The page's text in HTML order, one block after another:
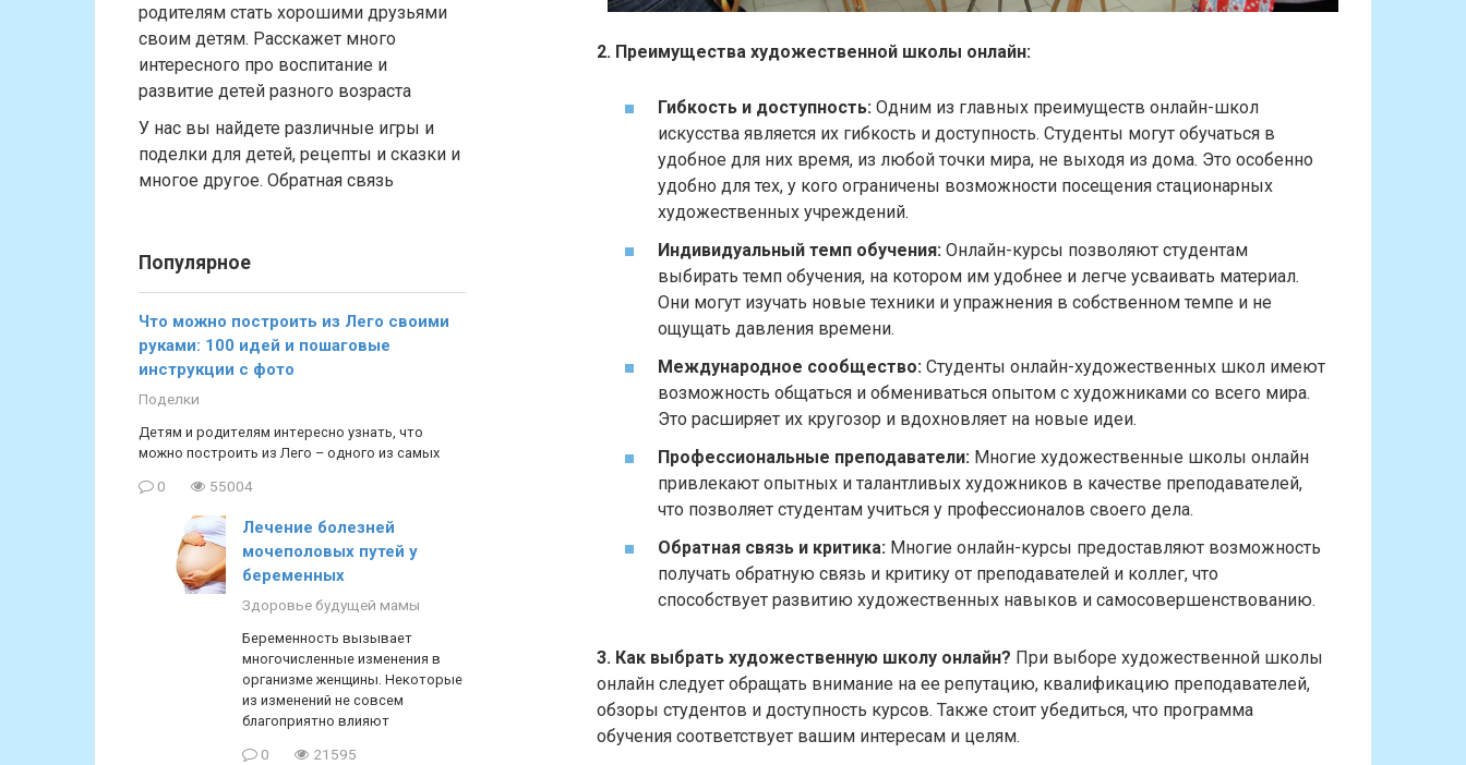
2. Преимущества художественной школы онлайн:
Гибкость и доступность: Одним из главных преимуществ онлайн-школ
искусства является их гибкость и доступность. Студенты могут обучаться в
удобное для них время, из любой точки мира, не выходя из дома. Это особенно
удобно для тех, у кого ограничены возможности посещения стационарных
художественных учреждений.
Индивидуальный темп обучения: Онлайн-курсы позволяют студентам
выбирать темп обучения, на котором им удобнее и легче усваивать материал.
Они могут изучать новые техники и упражнения в собственном темпе и не
ощущать давления времени.
Международное сообщество: Студенты онлайн-художественных школ имеют
возможность общаться и обмениваться опытом с художниками со всего мира.
Это расширяет их кругозор и вдохновляет на новые идеи.
Профессиональные преподаватели: Многие художественные школы онлайн
привлекают опытных и талантливых художников в качестве преподавателей,
что позволяет студентам учиться у профессионалов своего дела.
Обратная связь и критика: Многие онлайн-курсы предоставляют возможность
получать обратную связь и критику от преподавателей и коллег, что
способствует развитию художественных навыков и самосовершенствованию.
3. Как выбрать художественную школу онлайн? При выборе художественной школы
онлайн следует обращать внимание на ее репутацию, квалификацию преподавателей,
обзоры студентов и доступность курсов. Также стоит убедиться, что программа
обучения соответствует вашим интересам и целям.
родителям стать хорошими друзьями
своим детям. Расскажет много
интересного про воспитание и
развитие детей разного возраста
У нас вы найдете различные игры и
поделки для детей, рецепты и сказки и
многое другое. Обратная связь
Популярное
Что можно построить из Лего своими
руками: 100 идей и пошаговые
инструкции с фото
Поделки
Детям и родителям интересно узнать, что
можно построить из Лего – одного из самых
0 55004
Лечение болезней
мочеполовых путей у
беременных
Здоровье будущей мамы
Беременность вызывает
многочисленные изменения в
организме женщины. Некоторые
из изменений не совсем
благоприятно влияют
0 21595